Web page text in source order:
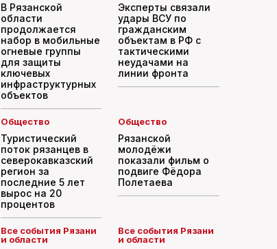
В Рязанской
области
продолжается
набор в мобильные
огневые группы
для защиты
ключевых
инфраструктурных
объектов
Эксперты связали
удары ВСУ по
гражданским
объектам в РФ с
тактическими
неудачами на
линии фронта
Общество
Туристический
поток рязанцев в
северокавказский
регион за
последние 5 лет
вырос на 20
процентов
Общество
Рязанской
молодёжи
показали фильм о
подвиге Фёдора
Полетаева
Все события Рязани
и области
Все события Рязани
и области